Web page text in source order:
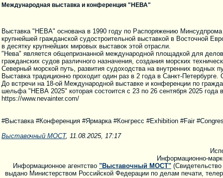
Международная выставка и конференция "НЕВА"
Выставка "НЕВА" основана в 1990 году по Распоряжению
крупнейшей гражданской судостроительной выставкой в Восточной
в десятку крупнейших мировых выставок этой отрасли.
"Нева" является общепризнанной международной площадкой для
гражданских судов различного назначения, создания морских
Северный морской путь, развития судоходства на внутренних водных
Выставка традиционно проходит один раз в 2 года в Санкт-
До встречи на 18-ой Международной выставке и конференции по
шельфа "НЕВА 2025" которая состоится с 23 по 26 cентября 2025
https://www.nevainter.com/
#Выставка #Конференция #Ярмарка #Конгресс #Exhibition #Fair
Выставочный МОСТ, 11.08.2025, 17:17
Информационно-
Информационное агентство "Выставочный МОСТ"
выдано Министерством Российской Федерации по делам печати,